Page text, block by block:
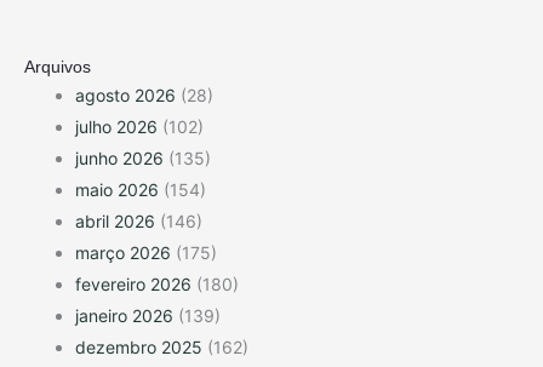
Arquivos
agosto 2026 (28)
julho 2026 (102)
junho 2026 (135)
maio 2026 (154)
abril 2026 (146)
março 2026 (175)
fevereiro 2026 (180)
janeiro 2026 (139)
dezembro 2025 (162)